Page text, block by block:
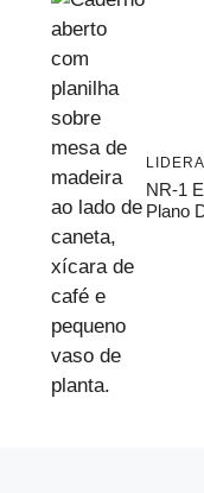
NR-1
Plano